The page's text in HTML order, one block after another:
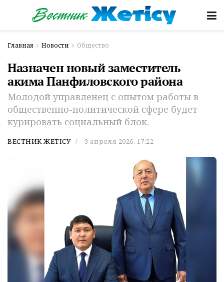
Главная Новости Общество
Назначен новый заместитель
акима Панфиловского района
Молодой управленец с опытом работы в
общественно-политической сфере будет
курировать социальный блок.
ВЕСТНИК ЖЕТІСУ 3 апреля 2026, 17:22